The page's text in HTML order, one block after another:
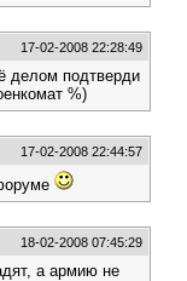
17-02-2008 22:28:49
делом подтверди
%)
17-02-2008 22:44:57
18-02-2008 07:45:29
а армию не